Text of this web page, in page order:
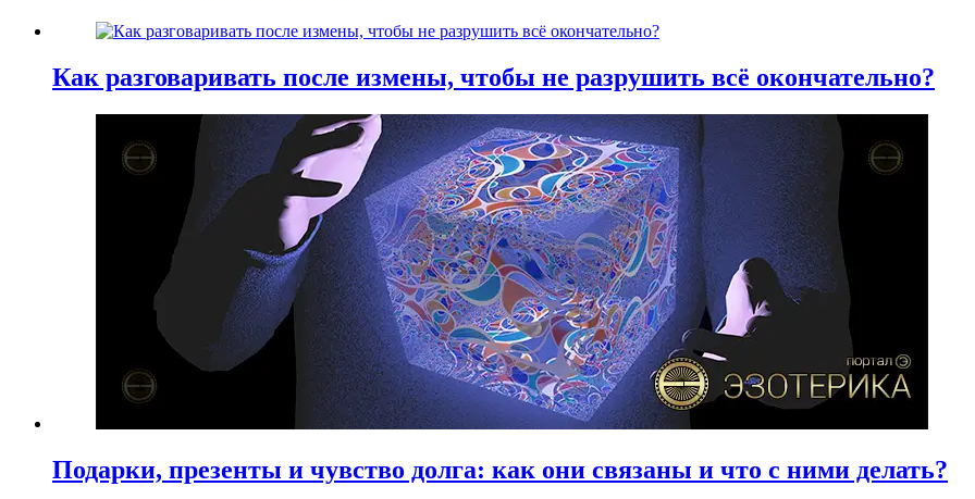
Как разговаривать после измены, чтобы не разрушить всё окончательно?
Подарки, презенты и чувство долга: как они связаны и что с ними делать?